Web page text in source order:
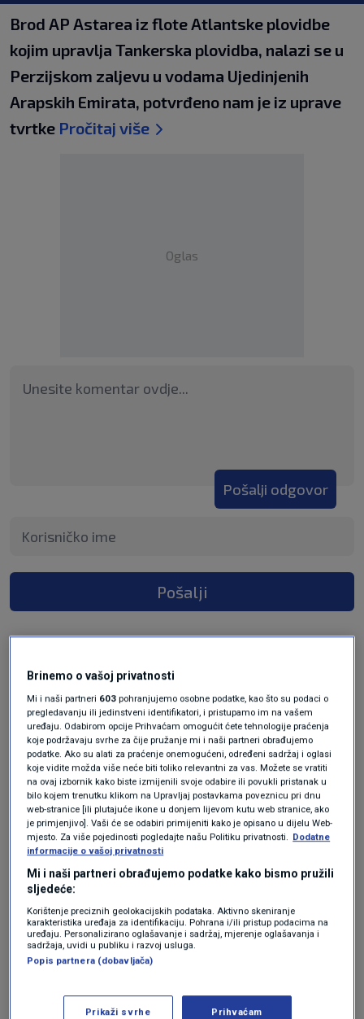
Brod AP Astarea iz flote Atlantske plovidbe
kojim upravlja Tankerska plovidba, nalazi se u
Perzijskom zaljevu u vodama Ujedinjenih
Arapskih Emirata, potvrđeno nam je iz uprave
tvrtke Pročitaj više
Oglas
Pošalji odgovor
Pošalji
Oglas
Brinemo o vašoj privatnosti
Mi i naši partneri 603 pohranjujemo osobne podatke, kao što su podaci o
pregledavanju ili jedinstveni identifikatori, i pristupamo im na vašem
uređaju. Odabirom opcije Prihvaćam omogućit ćete tehnologije praćenja
koje podržavaju svrhe za čije pružanje mi i naši partneri obrađujemo
podatke. Ako su alati za praćenje onemogućeni, određeni sadržaj i oglasi
koje vidite možda više neće biti toliko relevantni za vas. Možete se vratiti
na ovaj izbornik kako biste izmijenili svoje odabire ili povukli pristanak u
bilo kojem trenutku klikom na Upravljaj postavkama poveznicu pri dnu
web-stranice [ili plutajuće ikone u donjem lijevom kutu web stranice, ako
je primjenjivo]. Vaši će se odabiri primijeniti kako je opisano u dijelu Web-
mjesto. Za više pojedinosti pogledajte našu Politiku privatnosti. Dodatne
informacije o vašoj privatnosti
Mi i naši partneri obrađujemo podatke kako bismo pružili
sljedeće:
Korištenje preciznih geolokacijskih podataka. Aktivno skeniranje
karakteristika uređaja za identifikaciju. Pohrana i/ili pristup podacima na
uređaju. Personalizirano oglašavanje i sadržaj, mjerenje oglašavanja i
sadržaja, uvidi u publiku i razvoj usluga.
Popis partnera (dobavljača)
Prikaži svrhe Prihvaćam